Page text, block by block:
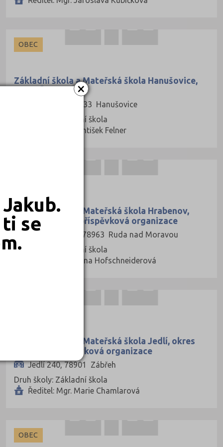
×
ti se
OBEC
Základní škola a Mateřská škola Hanušovice,
okres Šumperk
Hlavní 145, 78833 Hanušovice
Druh školy: Základní škola
Ředitel: Ing. František Felner
Základní škola a Mateřská škola Hrabenov,
okres Šumperk, příspěvková organizace
Hrabenov 175, 78963 Ruda nad Moravou
Druh školy: Základní škola
Ředitel: Mgr. Hana Hofschneiderová
Základní škola a Mateřská škola Jedlí, okres
Šumperk, příspěvková organizace
Jedlí 240, 78901 Zábřeh
Druh školy: Základní škola
Ředitel: Mgr. Marie Chamlarová
OBEC